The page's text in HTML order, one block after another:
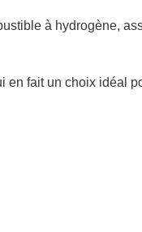
à hydrogène,
en fait un choix idéal